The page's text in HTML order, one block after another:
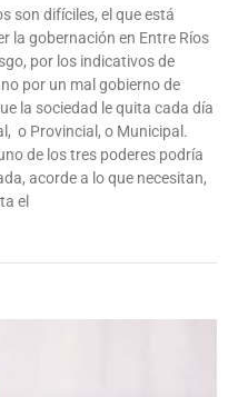
son difíciles, el que está
la gobernación en Entre Ríos
por los indicativos de
por un mal gobierno de
la sociedad le quita cada día
o Provincial, o Municipal.
de los tres poderes podría
acorde a lo que necesitan,
el